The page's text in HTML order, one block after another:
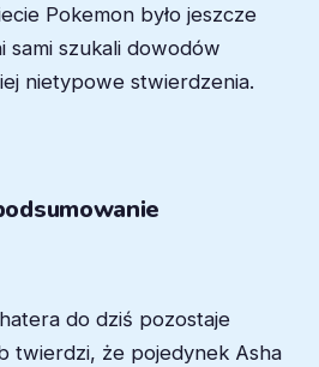
Pokemon było jeszcze
sami szukali dowodów
nietypowe stwierdzenia.
do dziś pozostaje
twierdzi, że pojedynek Asha